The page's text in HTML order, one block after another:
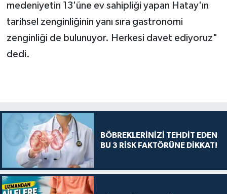
medeniyetin 13'üne ev sahipliği yapan Hatay'ın
tarihsel zenginliğinin yanı sıra gastronomi
zenginliği de bulunuyor. Herkesi davet ediyoruz"
dedi.
BÖBREKLERİNİZİ TEHDİT EDEN
BU 3 RİSK FAKTÖRÜNE DİKKAT!